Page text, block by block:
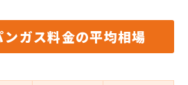
ガス料金の平均相場